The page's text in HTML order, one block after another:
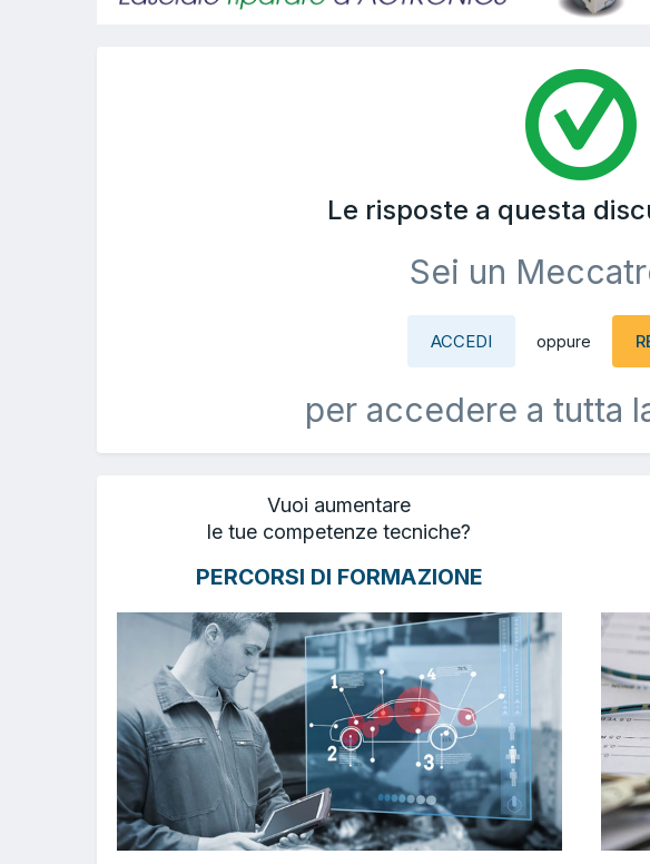
Le risposte a questa
Sei un
ACCEDI oppure
per accedere a tutta
Vuoi aumentare
le tue competenze tecniche?
PERCORSI DI FORMAZIONE